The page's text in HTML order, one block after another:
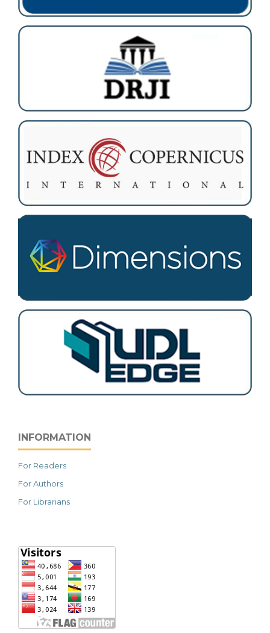
INFORMATION
For Readers
For Authors
For Librarians